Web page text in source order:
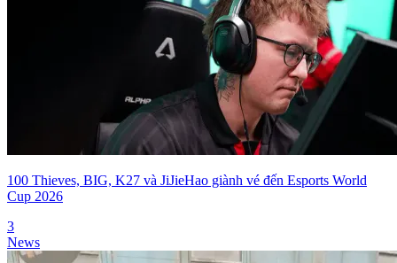
100 Thieves, BIG, K27 và JiJieHao giành vé đến Esports World
Cup 2026
3
News